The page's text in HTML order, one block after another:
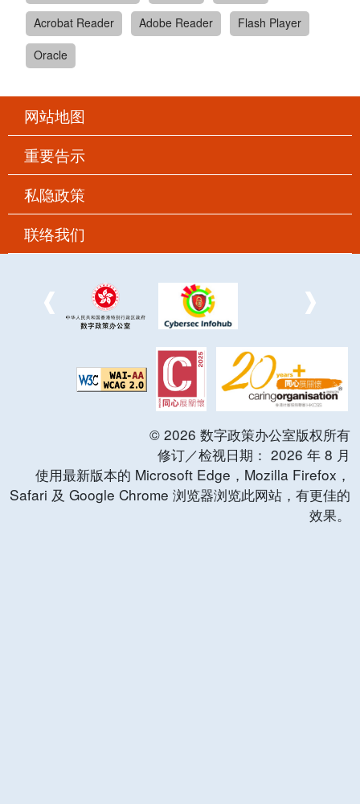
Acrobat Reader
Adobe Reader
Flash Player
Oracle
网站地图
重要告示
私隐政策
联络我们
© 2026 数字政策办公室版权所有
修订／检视日期： 2026 年 8 月
使用最新版本的 Microsoft Edge，Mozilla Firefox，
Safari 及 Google Chrome 浏览器浏览此网站，有更佳的
效果。